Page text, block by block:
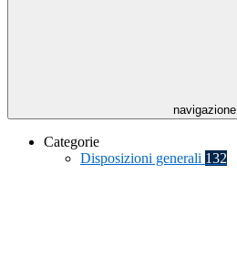
navigazione
Categorie
Disposizioni generali 132